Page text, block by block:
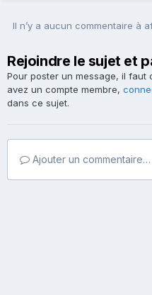
Il n’y a aucun commentaire à
Rejoindre le sujet et
Pour poster un message, il faut
avez un compte membre,
dans ce sujet.
Ajouter un commentaire…